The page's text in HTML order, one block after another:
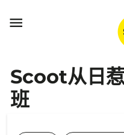

Scoot从日
班